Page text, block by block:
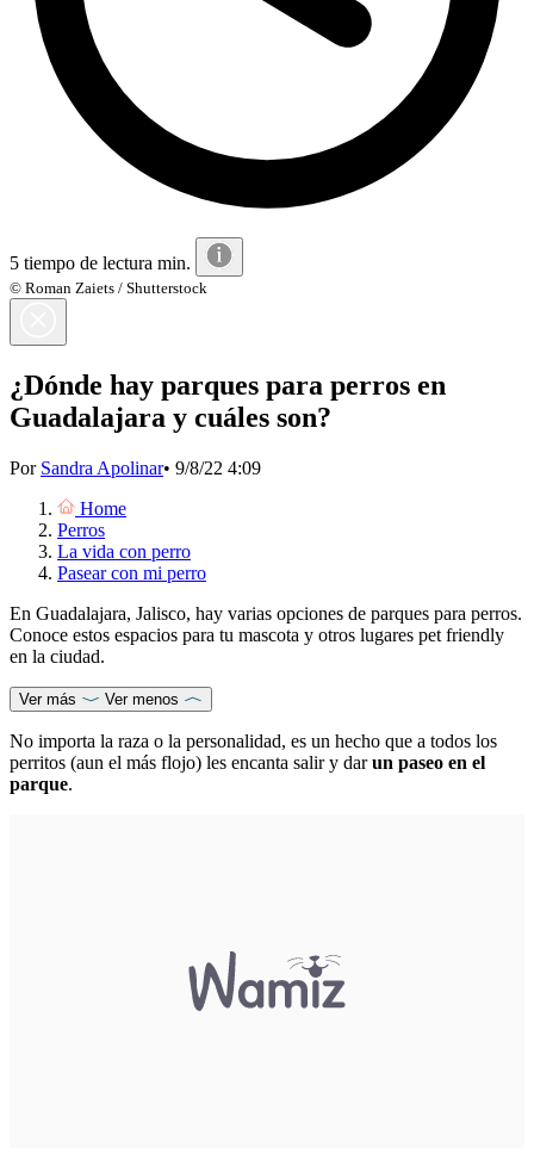
5 tiempo de lectura min.
© Roman Zaiets / Shutterstock
¿Dónde hay parques para perros en
Guadalajara y cuáles son?
Por Sandra Apolinar• 9/8/22 4:09
Home
Perros
La vida con perro
Pasear con mi perro
En Guadalajara, Jalisco, hay varias opciones de parques para perros.
Conoce estos espacios para tu mascota y otros lugares pet friendly
en la ciudad.
Ver más Ver menos
No importa la raza o la personalidad, es un hecho que a todos los
perritos (aun el más flojo) les encanta salir y darun paseo en el
parque.